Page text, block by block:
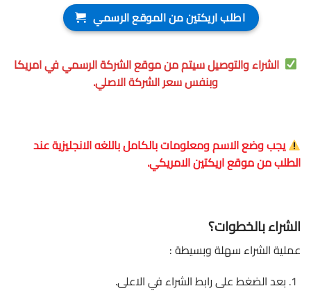
اطلب اريكتين من الموقع الرسمي
الشراء والتوصيل سيتم من موقع الشركة الرسمي في امريكا
وبنفس سعر الشركة الاصلي.
يجب وضع الاسم ومعلومات بالكامل باللغه الانجليزية عند
الطلب من موقع اريكتين الامريكي.
الشراء بالخطوات؟
عملية الشراء سهلة وبسيطة :
بعد الضغط على رابط الشراء في الاعلى.